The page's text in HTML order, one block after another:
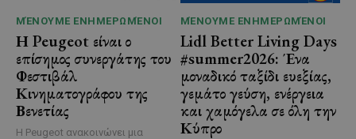
ΜΈΝΟΥΜΕ ΕΝΗΜΕΡΩΜΈΝΟΙ
Η Peugeot είναι ο
επίσημος συνεργάτης του
Φεστιβάλ
Κινηματογράφου της
Βενετίας
Η Peugeot ανακοινώνει μια
ΜΈΝΟΥΜΕ ΕΝΗΜΕΡΩΜΈΝΟΙ
Lidl Better Living Days
#summer2026: Ένα
μοναδικό ταξίδι ευεξίας,
γεμάτο γεύση, ενέργεια
και χαμόγελα σε όλη την
Κύπρο